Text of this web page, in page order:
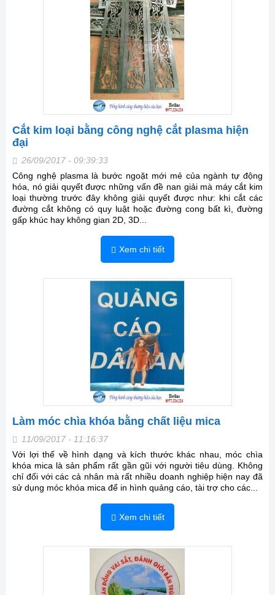
Cắt kim loại bằng công nghệ cắt plasma hiện
đại
26/09/2017 - 09:39:33
Công nghệ plasma là bước ngoặt mới mẻ của ngành tự động
hóa, nó giải quyết được những vấn đề nan giải mà máy cắt kim
loại thường trước đây không giải quyết được như: khi cắt các
đường cắt không có quy luật hoặc đường cong bất kì, đường
gấp khúc hay không gian 2D, 3D...
Xem chi tiết
Làm móc chìa khóa bằng chất liệu mica
11/09/2017 - 11:16:37
Với lợi thế về hình dạng và kích thước khác nhau, móc chìa
khóa mica là sản phẩm rất gần gũi với người tiêu dùng. Không
chỉ đối với các cả nhân mà rất nhiều doanh nghiệp hiện nay đã
sử dụng móc khóa mica để in hình quảng cáo, tài trợ cho các...
Xem chi tiết